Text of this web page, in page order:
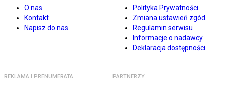
O nas
Kontakt
Napisz do nas
Polityka Prywatności
Zmiana ustawień zgód
Regulamin serwisu
Informacje o nadawcy
Deklaracja dostępności
REKLAMA I PRENUMERATA PARTNERZY